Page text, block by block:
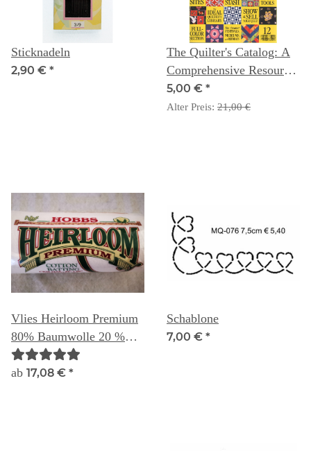
Sticknadeln
2,90 € *
The Quilter's Catalog: A
Comprehensive Resource
Guide
5,00 € *
Alter Preis: 21,00 €
Vlies Heirloom Premium
80% Baumwolle 20 %
Polyester
ab 17,08 € *
Schablone
7,00 € *